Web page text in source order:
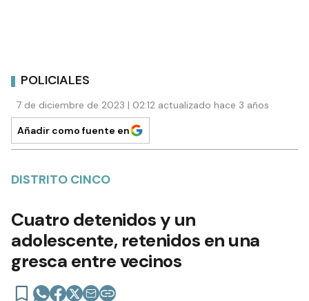
POLICIALES
7 de diciembre de 2023 | 02:12 actualizado hace 3 años
Añadir como fuente en
DISTRITO CINCO
Cuatro detenidos y un
adolescente, retenidos en una
gresca entre vecinos